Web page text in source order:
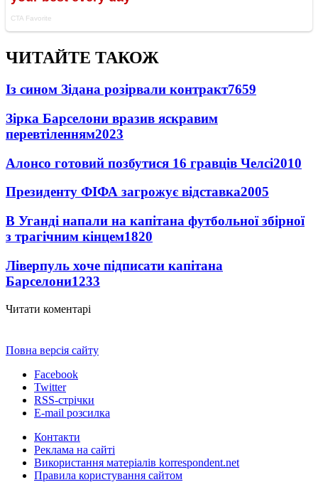
ЧИТАЙТЕ ТАКОЖ
Із сином Зідана розірвали контракт7659
Зірка Барселони вразив яскравим
перевтіленням2023
Алонсо готовий позбутися 16 гравців Челсі2010
Президенту ФІФА загрожує відставка2005
В Уганді напали на капітана футбольної збірної
з трагічним кінцем1820
Ліверпуль хоче підписати капітана
Барселони1233
Читати коментарі
Повна версія сайту
Facebook
Twitter
RSS-стрічки
E-mail розсилка
Контакти
Реклама на сайті
Використання матеріалів korrespondent.net
Правила користування сайтом